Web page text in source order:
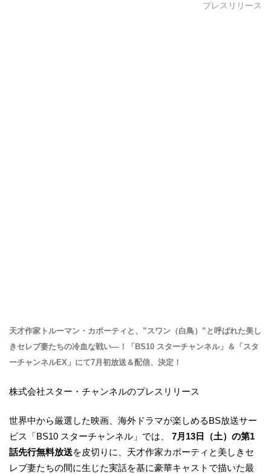
プレスリリース
天才作家トルーマン・カポーティと、”スワン（白鳥）”と呼ばれた美し
きセレブ妻たちの冷血な戦い―！「BS10 スターチャンネル」＆「スタ
ーチャンネルEX」にて7月初放送＆配信、決定！
株式会社スター・チャンネルのプレスリリース
世界中から厳選した映画、海外ドラマが楽しめるBS放送サー
ビス「BS10 スターチャンネル」では、
7月13日（土）の第1
話先行無料放送を皮切りに、天才作家カポーティと美しきセ
レブ妻たちの間に生じた実話を基に豪華キャストで描いた最